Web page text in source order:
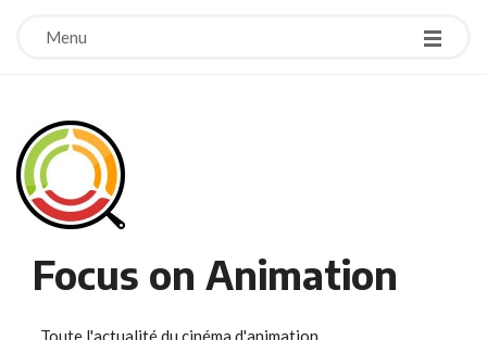
Menu
Focus on Animation
Toute l'actualité du cinéma d'animation